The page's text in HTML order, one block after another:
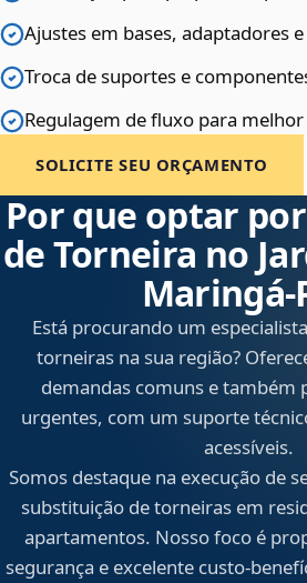
Ajustes em bases, adaptadores
Troca de suportes e
Regulagem de fluxo para
SOLICITE SEU ORÇAMENTO
Por que optar
de Torneira no
Está procurando um
torneiras na sua região?
demandas comuns e também
urgentes, com um suporte
acessíveis.
Somos destaque na execução de
substituição de torneiras em
apartamentos. Nosso foco é
segurança e excelente custo-